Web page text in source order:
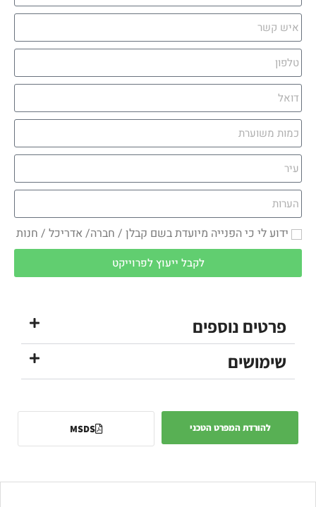
ידוע לי כי הפנייה מיועדת בשם קבלן / חברה/ אדריכל / חנות
לקבל ייעוץ לפרוייקט
פרטים נוספים
שימושים
להורדת המפרט הטכני MSDS